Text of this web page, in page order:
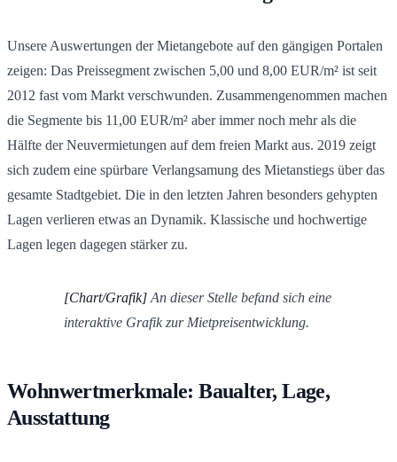
Unsere Auswertungen der Mietangebote auf den gängigen Portalen
zeigen: Das Preissegment zwischen 5,00 und 8,00 EUR/m² ist seit
2012 fast vom Markt verschwunden. Zusammengenommen machen
die Segmente bis 11,00 EUR/m² aber immer noch mehr als die
Hälfte der Neuvermietungen auf dem freien Markt aus. 2019 zeigt
sich zudem eine spürbare Verlangsamung des Mietanstiegs über das
gesamte Stadtgebiet. Die in den letzten Jahren besonders gehypten
Lagen verlieren etwas an Dynamik. Klassische und hochwertige
Lagen legen dagegen stärker zu.
[Chart/Grafik] An dieser Stelle befand sich eine
interaktive Grafik zur Mietpreisentwicklung.
Wohnwertmerkmale: Baualter, Lage,
Ausstattung